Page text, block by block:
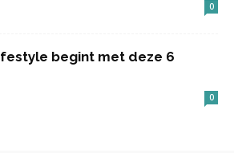
0
begint met deze 6
0